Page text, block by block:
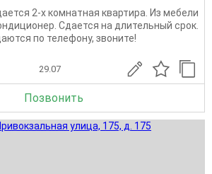
2-х комнатная квартира. Из мебели
Сдается на длительный срок.
по телефону, звоните!
29.07
Позвонить